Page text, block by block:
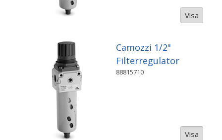
Visa
Camozzi 1/2"
Filterregulator
88815710
Visa